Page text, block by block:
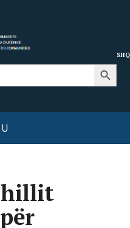
Search Button